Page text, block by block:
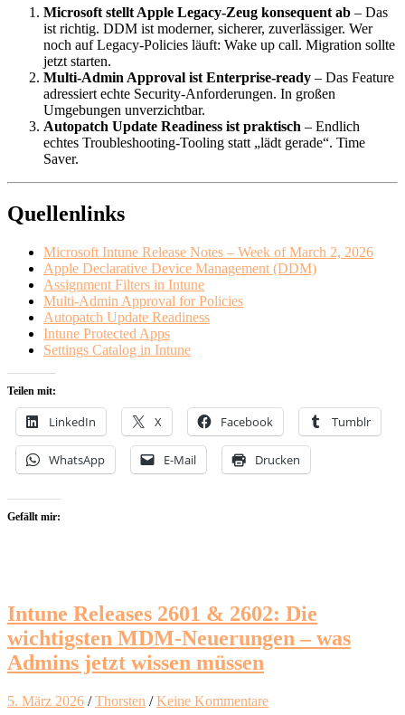
Microsoft stellt Apple Legacy-Zeug konsequent ab – Das
ist richtig. DDM ist moderner, sicherer, zuverlässiger. Wer
noch auf Legacy-Policies läuft: Wake up call. Migration sollte
jetzt starten.
Multi-Admin Approval ist Enterprise-ready – Das Feature
adressiert echte Security-Anforderungen. In großen
Umgebungen unverzichtbar.
Autopatch Update Readiness ist praktisch – Endlich
echtes Troubleshooting-Tooling statt „lädt gerade“. Time
Saver.
Quellenlinks
Microsoft Intune Release Notes – Week of March 2, 2026
Apple Declarative Device Management (DDM)
Assignment Filters in Intune
Multi-Admin Approval for Policies
Autopatch Update Readiness
Intune Protected Apps
Settings Catalog in Intune
Teilen mit:
LinkedIn X Facebook Tumblr
WhatsApp E-Mail Drucken
Gefällt mir:
Intune Releases 2601 & 2602: Die
wichtigsten MDM-Neuerungen – was
Admins jetzt wissen müssen
5. März 2026 /Thorsten /Keine Kommentare